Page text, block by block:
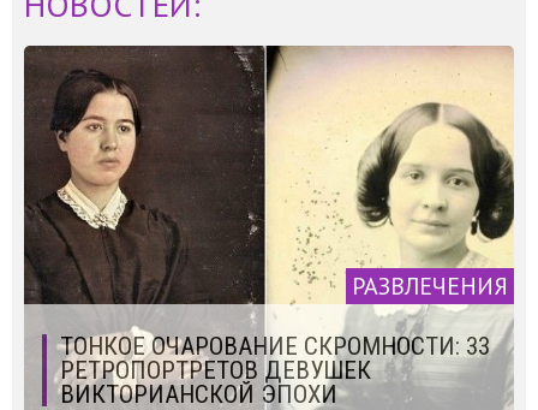
РАЗВЛЕЧЕНИЯ
ТОНКОЕ ОЧАРОВАНИЕ СКРОМНОСТИ: 33
РЕТРОПОРТРЕТОВ ДЕВУШЕК
ВИКТОРИАНСКОЙ ЭПОХИ